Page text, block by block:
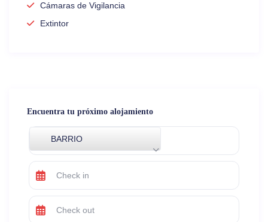
Cámaras de Vigilancia
Extintor
Encuentra tu próximo alojamiento
BARRIO